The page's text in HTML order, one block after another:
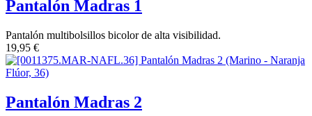
Pantalón Madras 1
Pantalón multibolsillos bicolor de alta visibilidad.
19,95 €
Pantalón Madras 2